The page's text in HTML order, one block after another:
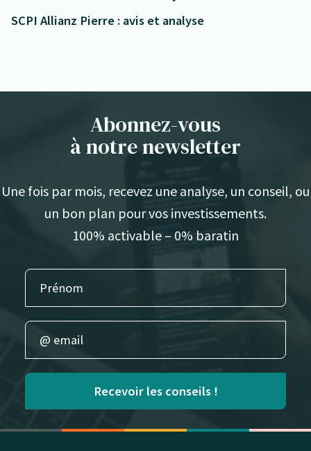
SCPI Allianz Pierre : avis et analyse
Abonnez-vous
à notre newsletter
Une fois par mois, recevez une analyse, un conseil, ou
un bon plan pour vos investissements.
100% activable – 0% baratin
Recevoir les conseils !